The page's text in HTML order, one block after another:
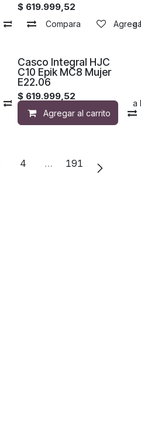
Compara Agregar a
$ 619.999,52
Compara
Compara Agregar a la
Casco Integral HJC
C10 Epik MC8 Mujer
E22.06
$ 619.999,52
Agregar al carrito
4 … 191